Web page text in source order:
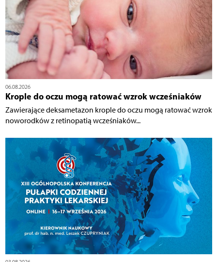
06.08.2026
Krople do oczu mogą ratować wzrok wcześniaków
Zawierające deksametazon krople do oczu mogą ratować wzrok
noworodków z retinopatią wcześniaków...